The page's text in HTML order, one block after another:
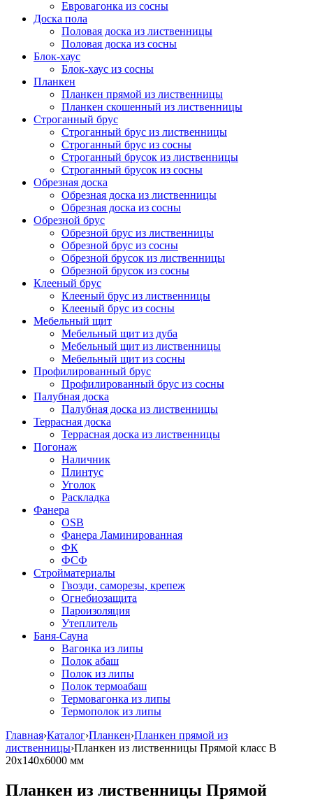
Евровагонка из сосны
Доска пола
Половая доска из лиственницы
Половая доска из сосны
Блок-хаус
Блок-хаус из сосны
Планкен
Планкен прямой из лиственницы
Планкен скошенный из лиственницы
Строганный брус
Строганный брус из лиственницы
Строганный брус из сосны
Строганный брусок из лиственницы
Строганный брусок из сосны
Обрезная доска
Обрезная доска из лиственницы
Обрезная доска из сосны
Обрезной брус
Обрезной брус из лиственницы
Обрезной брус из сосны
Обрезной брусок из лиственницы
Обрезной брусок из сосны
Клееный брус
Клееный брус из лиственницы
Клееный брус из сосны
Мебельный щит
Мебельный щит из дуба
Мебельный щит из лиственницы
Мебельный щит из сосны
Профилированный брус
Профилированный брус из сосны
Палубная доска
Палубная доска из лиственницы
Террасная доска
Террасная доска из лиственницы
Погонаж
Наличник
Плинтус
Уголок
Раскладка
Фанера
OSB
Фанера Ламинированная
ФК
ФСФ
Стройматериалы
Гвозди, саморезы, крепеж
Огнебиозащита
Пароизоляция
Утеплитель
Баня-Сауна
Вагонка из липы
Полок абаш
Полок из липы
Полок термоабаш
Термовагонка из липы
Термополок из липы
Главная›Каталог›Планкен›Планкен прямой из
лиственницы›Планкен из лиственницы Прямой класс В
20x140x6000 мм
Планкен из лиственницы Прямой